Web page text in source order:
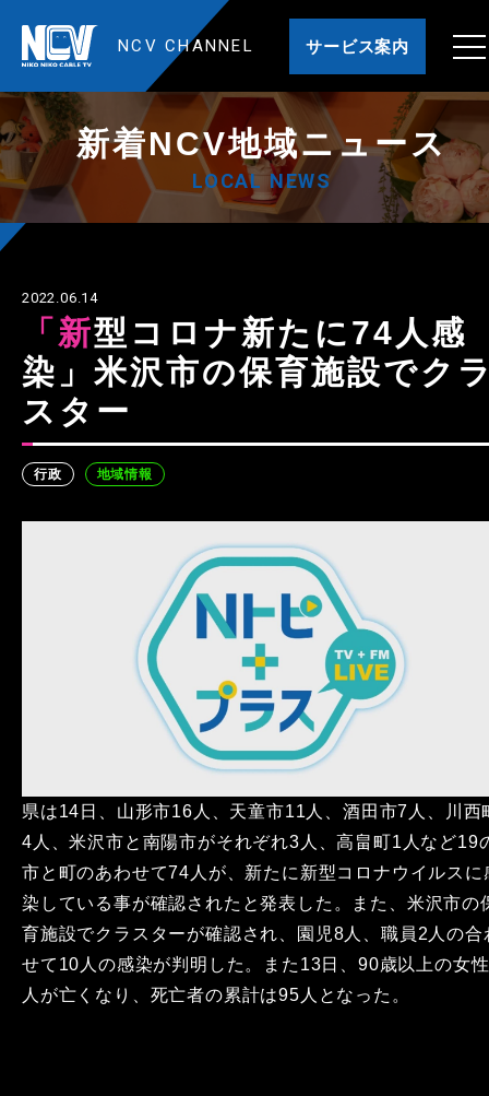
NCV CHANNEL サービス案内
新着NCV地域ニュース
LOCAL NEWS
2022.06.14
「新型コロナ新たに74人感
染」米沢市の保育施設でク
スター
行政 地域情報
県は14日、山形市16人、天童市11人、酒田市7人、川西
4人、米沢市と南陽市がそれぞれ3人、高畠町1人など19
市と町のあわせて74人が、新たに新型コロナウイルスに
染している事が確認されたと発表した。また、米沢市の
育施設でクラスターが確認され、園児8人、職員2人の合
せて10人の感染が判明した。また13日、90歳以上の女
人が亡くなり、死亡者の累計は95人となった。